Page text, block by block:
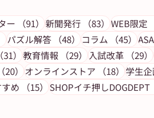
更
丘
【ウェブサイト
ASUN
事
ー （91）91件の記事
新聞発行 （83）83件の記事
WEB限定
53件の記事
パズル解答 （48）48件の記事
コラム （45）45
事
31）31件の記事
教育情報 （29）29件の記事
入試改革 （29）
20）20件の記事
オンラインストア （18）18件の
学生企
め
（15）15件の記事
SHOPイチ押しDOGDEPT